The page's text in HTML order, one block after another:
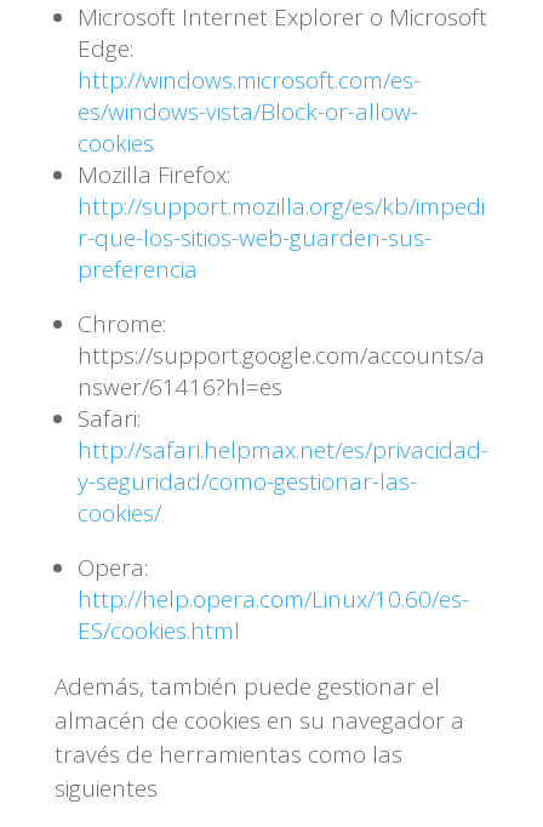
Microsoft Internet Explorer o Microsoft
Edge:
http://windows.microsoft.com/es-
es/windows-vista/Block-or-allow-
cookies
Mozilla Firefox:
http://support.mozilla.org/es/kb/impedi
r-que-los-sitios-web-guarden-sus-
preferencia
Chrome:
https://support.google.com/accounts/a
nswer/61416?hl=es
Safari:
http://safari.helpmax.net/es/privacidad-
y-seguridad/como-gestionar-las-
cookies/
Opera:
http://help.opera.com/Linux/10.60/es-
ES/cookies.html
Además, también puede gestionar el
almacén de cookies en su navegador a
través de herramientas como las
siguientes